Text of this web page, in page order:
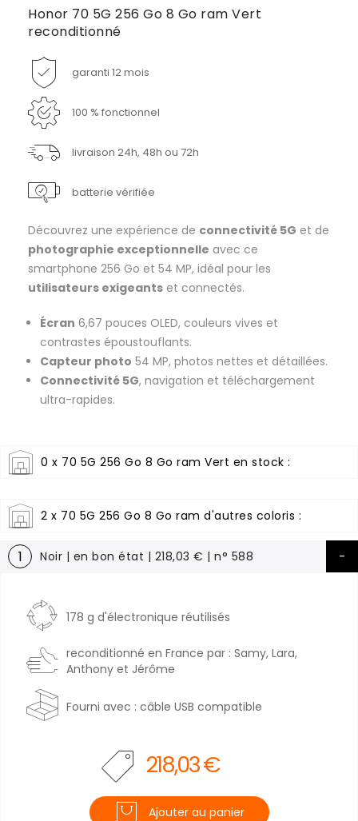
Honor 70 5G 256 Go 8 Go ram Vert
reconditionné
garanti 12 mois
100 % fonctionnel
livraison 24h, 48h ou 72h
batterie vérifiée
Découvrez une expérience de connectivité 5G et de
photographie exceptionnelle avec ce
smartphone 256 Go et 54 MP, idéal pour les
utilisateurs exigeants et connectés.
Écran 6,67 pouces OLED, couleurs vives et
contrastes époustouflants.
Capteur photo 54 MP, photos nettes et détaillées.
Connectivité 5G, navigation et téléchargement
ultra-rapides.
0 x 70 5G 256 Go 8 Go ram Vert en stock :
2 x 70 5G 256 Go 8 Go ram d'autres coloris :
1 Noir | en bon état | 218,03 € | n° 588
178 g d'électronique réutilisés
reconditionné en France par : Samy, Lara,
Anthony et Jérôme
Fourni avec : câble USB compatible
218,03 €
Ajouter au panier